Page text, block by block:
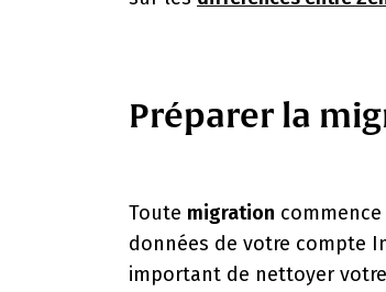
Préparer la
Toute migration
données de votre compte
important de nettoyer